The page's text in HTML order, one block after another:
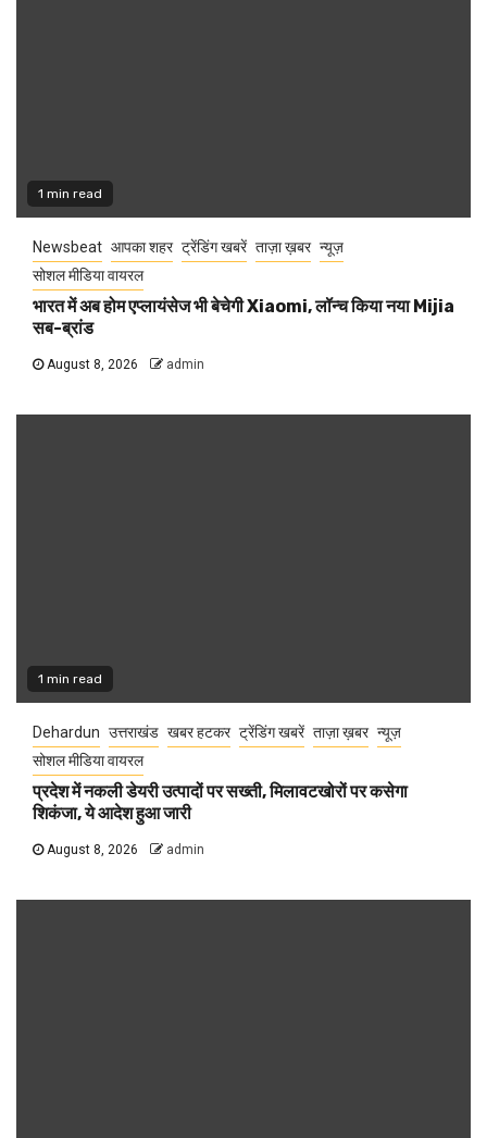
1 min read
Newsbeat आपका शहर ट्रेंडिंग खबरें ताज़ा ख़बर न्यूज़
सोशल मीडिया वायरल
भारत में अब होम एप्लायंसेज भी बेचेगी Xiaomi, लॉन्च किया नया Mijia
सब-ब्रांड
August 8, 2026 admin
1 min read
Dehardun उत्तराखंड खबर हटकर ट्रेंडिंग खबरें ताज़ा ख़बर न्यूज़
सोशल मीडिया वायरल
प्रदेश में नकली डेयरी उत्पादों पर सख्ती, मिलावटखोरों पर कसेगा
शिकंजा, ये आदेश हुआ जारी
August 8, 2026 admin